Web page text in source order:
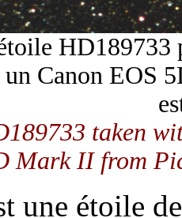
HD189733
un Canon EOS
taken
Mark II from
une étoile